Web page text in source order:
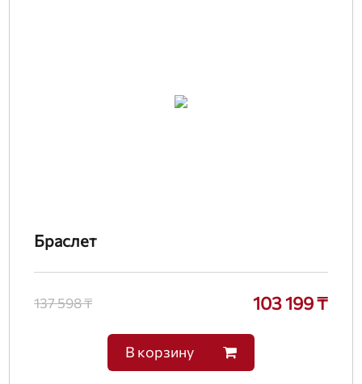
Браслет
137 598 ₸ 103 199 ₸
В корзину